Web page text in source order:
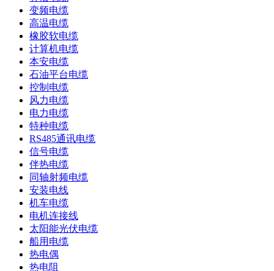
变频电缆
高温电缆
橡胶软电缆
计算机电缆
本安电缆
石油平台电缆
控制电缆
风力电缆
电力电缆
特种电缆
RS485通讯电缆
信号电缆
伴热电缆
同轴射频电缆
安装电线
机车电缆
电机连接线
太阳能光伏电缆
船用电缆
热电偶
热电阻